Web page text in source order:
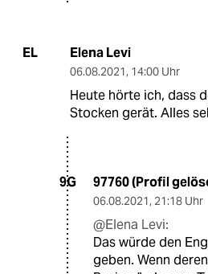
EL Elena Levi
06.08.2021, 14:00 Uhr
Heute hörte ich, dass
Stocken gerät. Alles
9G 97760 (Profil
06.08.2021, 21:18 Uhr
@Elena Levi:
Das würde den
geben. Wenn